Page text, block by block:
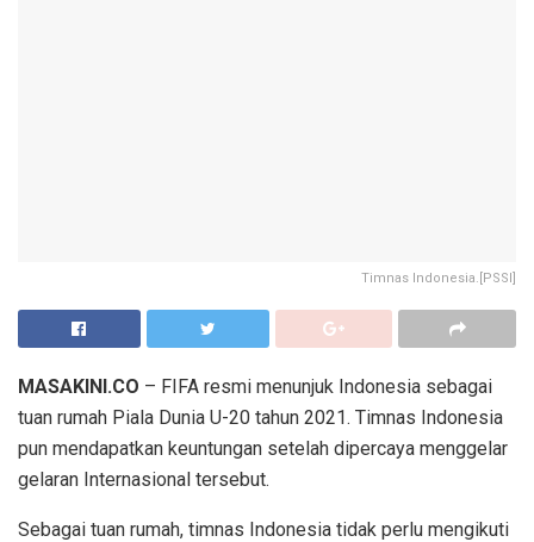
Timnas Indonesia.[PSSI]
MASAKINI.CO – FIFA resmi menunjuk Indonesia sebagai
tuan rumah Piala Dunia U-20 tahun 2021. Timnas Indonesia
pun mendapatkan keuntungan setelah dipercaya menggelar
gelaran Internasional tersebut.
Sebagai tuan rumah, timnas Indonesia tidak perlu mengikuti